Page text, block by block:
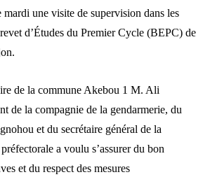
une visite de supervision dans les
d’Études du Premier Cycle (BEPC) de
de la commune Akebou 1 M. Ali
de la compagnie de la gendarmerie, du
et du secrétaire général de la
a voulu s’assurer du bon
et du respect des mesures